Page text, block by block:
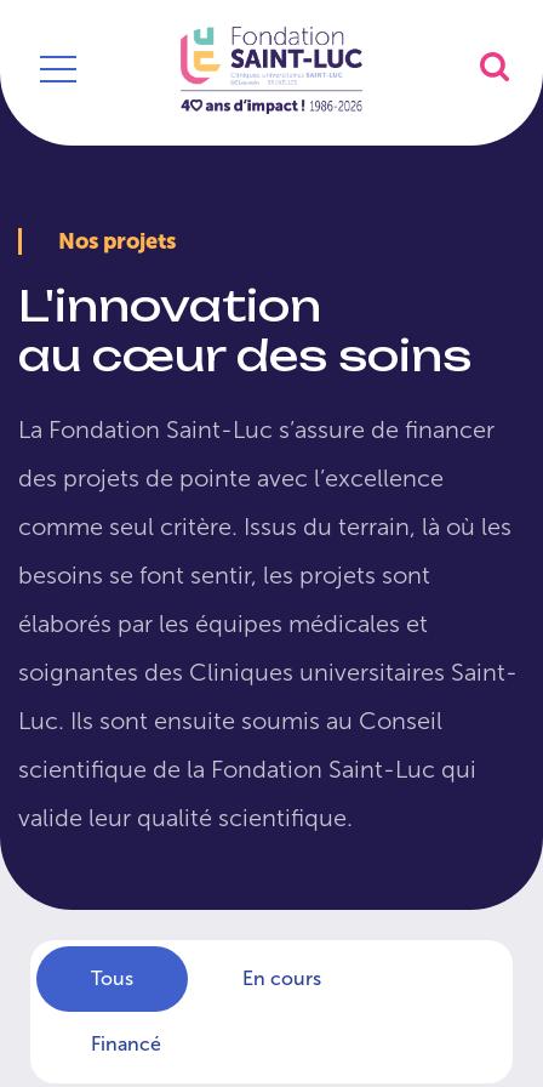
Nos projets
L'innovation
au cœur des soins
La Fondation Saint-Luc s’assure de financer
des projets de pointe avec l’excellence
comme seul critère. Issus du terrain, là où les
besoins se font sentir, les projets sont
élaborés par les équipes médicales et
soignantes des Cliniques universitaires Saint-
Luc. Ils sont ensuite soumis au Conseil
scientifique de la Fondation Saint-Luc qui
valide leur qualité scientifique.
Tous En cours
Financé